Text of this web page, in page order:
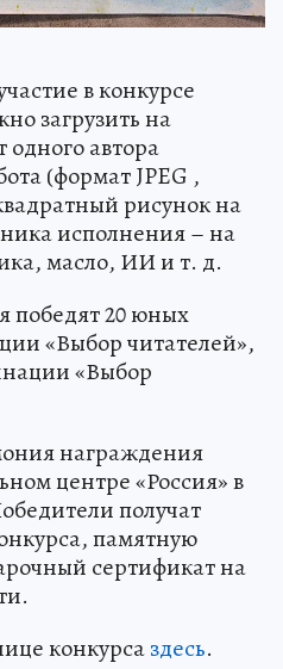
в конкурсе
загрузить на
одного автора
(формат JPEG ,
рисунок на
исполнения – на
масло, ИИ и т. д.
победят 20 юных
«Выбор читателей»,
«Выбор
награждения
центре «Россия» в
получат
памятную
сертификат на
конкурсаздесь.